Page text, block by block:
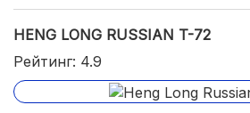
HENG LONG RUSSIAN T-72
Рейтинг: 4.9